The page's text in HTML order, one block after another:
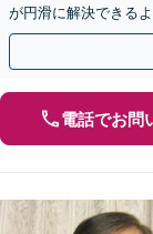
が円滑に解決できる
電話でお問